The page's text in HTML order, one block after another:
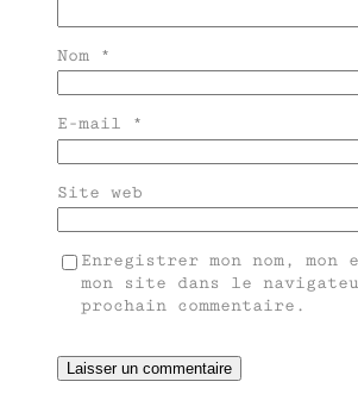
Nom *
E-mail *
Site web
Enregistrer mon nom, mon
mon site dans le
prochain commentaire.